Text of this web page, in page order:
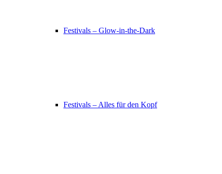
Festivals – Glow-in-the-Dark
Festivals – Alles für den Kopf